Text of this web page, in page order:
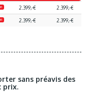
2.399,-€ 2.399,-€
2.399,-€ 2.399,-€
sans préavis des
prix.